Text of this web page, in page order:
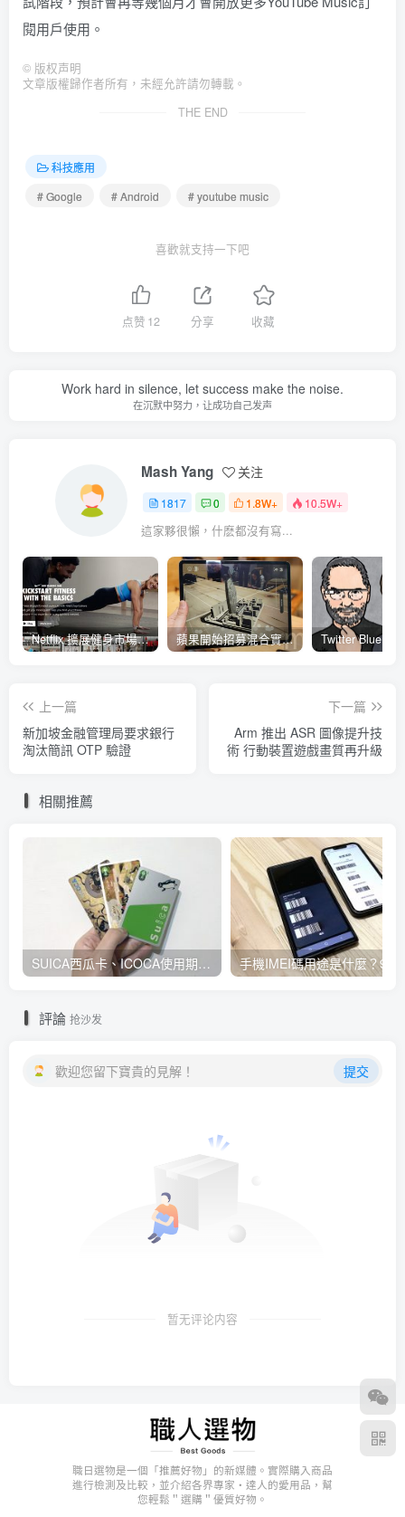
閱用戶使用。
© 版权声明
文章版權歸作者所有，未經允許請勿轉載。
THE END
科技應用
# Google
# Android # youtube music
喜歡就支持一下吧
点赞 12 分享 收藏
Work hard in silence, let success make the noise.
在沉默中努力，让成功自己发声
Mash Yang 关注
1817 0 1.8W+ 10.5W+
這家夥很懶，什麽都沒有寫...
Netflix 擴展健身市場 與 Nike 合作推出《Nike Training Club》系列健身影片 蘋果開始招募混合實境應用內容開發人員 將能對應各類3D全景應用內容互動、影音服務使用體驗
上一篇
新加坡金融管理局要求銀行
淘汰簡訊 OTP 驗證
下一篇
Arm 推出 ASR 圖像提升技
術 行動裝置遊戲畫質再升級
相關推薦
SUICA西瓜卡、ICOCA使用期限查詢教學 最後使用日10年內都有效 Android、iOS都適用
評論 抢沙发
歡迎您留下寶貴的見解！ 提交
暂无评论内容
職日選物是一個「推薦好物」的新媒體。實際購入商品
進行檢測及比較，並介紹各界專家・達人的愛用品，幫
您輕鬆＂選購＂優質好物。